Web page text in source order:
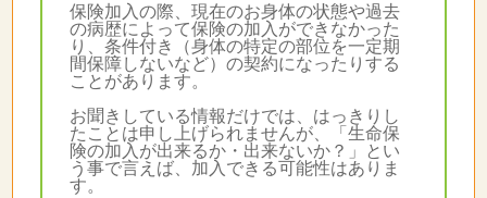
保険加入の際、現在のお身体の状態や過去
の病歴によって保険の加入ができなかった
り、条件付き（身体の特定の部位を一定期
間保障しないなど）の契約になったりする
ことがあります。
お聞きしている情報だけでは、はっきりし
たことは申し上げられませんが、「生命保
険の加入が出来るか・出来ないか？」とい
う事で言えば、加入できる可能性はありま
す。